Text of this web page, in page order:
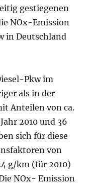
gestiegenen
NOx-Emission
in Deutschland
Pkw im
als in der
Anteilen von ca.
2010 und 36
sich für diese
von
g/km (für 2010)
NOx- Emission